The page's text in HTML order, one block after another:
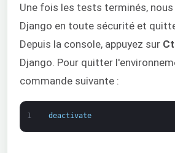
Une fois les tests terminés,
Django en toute sécurité et
Depuis la console, appuyez sur
Django. Pour quitter
commande suivante :
1 deactivate